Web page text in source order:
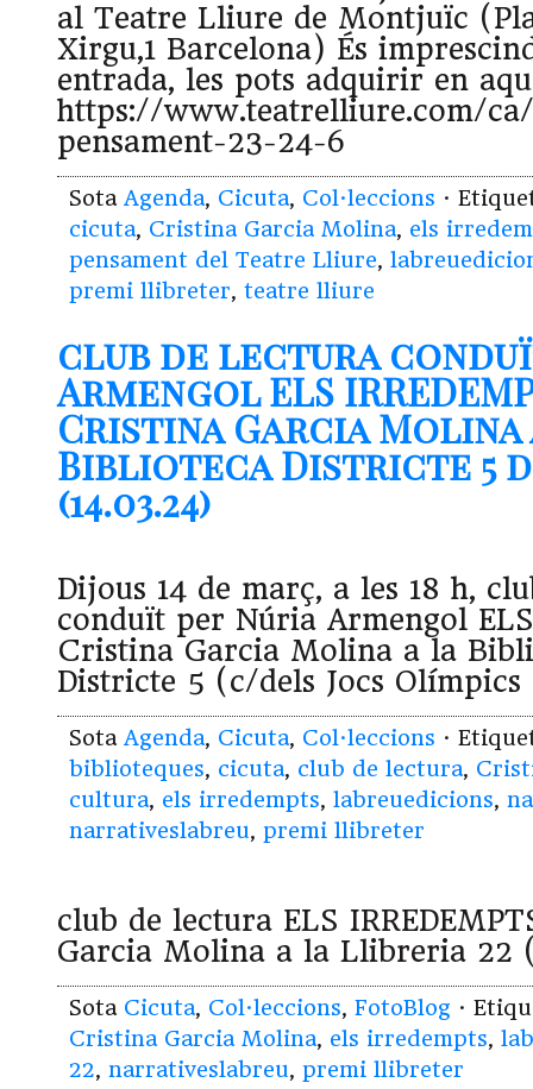
al Teatre Lliure de Montjuïc
Xirgu,1 Barcelona) És
entrada, les pots adquirir en
https://www.teatrelliure.com/
pensament-23-24-6
Sota Agenda, Cicuta, Col·leccions ·
cicuta, Cristina Garcia Molina, els
pensament del Teatre Lliure,
premi llibreter, teatre lliure
club de lectura
Armengol ELS
Cristina Garcia Molina
Biblioteca Districte 5
(14.03.24)
Dijous 14 de març, a les 18 h,
conduït per Núria Armengol ELS
Cristina Garcia Molina a la
Districte 5 (c/dels Jocs Olímpics
Sota Agenda, Cicuta, Col·leccions ·
biblioteques, cicuta, club de lectura,
cultura, els irredempts, labreuedicions,
narrativeslabreu, premi llibreter
club de lectura ELS
Garcia Molina a la Llibreria 22
Sota Cicuta, Col·leccions, FotoBlog ·
Cristina Garcia Molina, els irredempts,
22, narrativeslabreu, premi llibreter